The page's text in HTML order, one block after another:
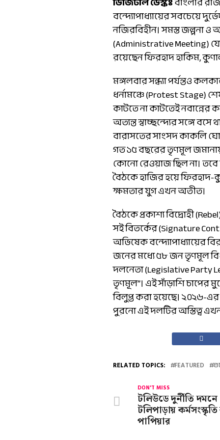
বন্দ্যোপাধ্যায়ের সবচেয়ে
নজিরবিহীন। সমস্ত জল্পনা ও
(Administrative Meeting)
রয়েছেন ফিরহাদ হাকিম,
মঙ্গলবার সন্ধ্যা পর্যন্তও
ধর্নামঞ্চে (Protest Stage)
কাটতে না কাটতেই
অত্যন্ত স্বাচ্ছন্দ্যের সঙ্গে
বারাসতের সাংসদ কাকলি
গত ১৫ বছরের তৃণমূল
কোনো রেওয়াজ ছিল না।
বৈঠকে হাজির হয়ে ফিরহাদ-
ক্ষমতার যুগ এখন অতীত।
বৈঠকে প্রকাশ্য বিদ্রোহী
সই বিতর্কের (Signature
অভিষেক বন্দ্যোপাধ্যায়ের
জনের মধ্যে ৫৮ জন তৃণমূল
দলনেতা (Legislative Party
তৃণমূল”। এই সাঁড়াশি চাপের
বিলুপ্ত করা হয়েছে। ২০২৬-
পুরনো এই দলটির অস্তিত্ব
RELATED TOPICS: FEATURED
DON'T MISS
টলিউডে দুর্নীতি দমনে
টলিপাড়ায়
পাপিয়ার